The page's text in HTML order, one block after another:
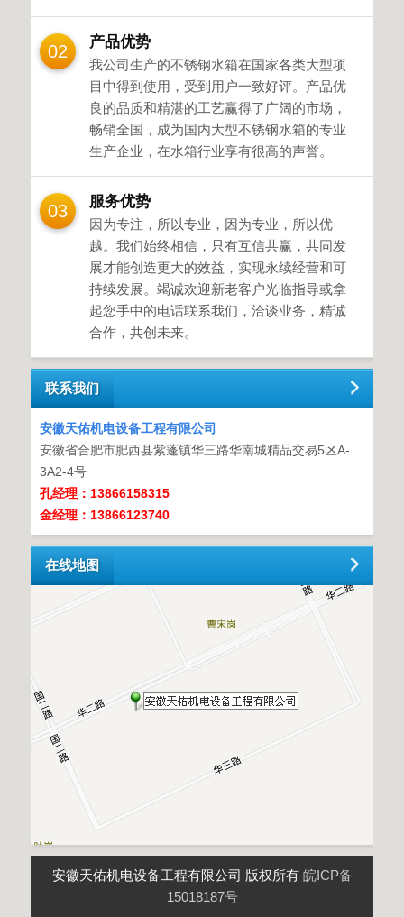
02 产品优势
我公司生产的不锈钢水箱在国家各类大型项
目中得到使用，受到用户一致好评。产品优
良的品质和精湛的工艺赢得了广阔的市场，
畅销全国，成为国内大型不锈钢水箱的专业
生产企业，在水箱行业享有很高的声誉。
03 服务优势
因为专注，所以专业，因为专业，所以优
越。我们始终相信，只有互信共赢，共同发
展才能创造更大的效益，实现永续经营和可
持续发展。竭诚欢迎新老客户光临指导或拿
起您手中的电话联系我们，洽谈业务，精诚
合作，共创未来。
联系我们
安徽天佑机电设备工程有限公司
安徽省合肥市肥西县紫蓬镇华三路华南城精品交易5区A-
3A2-4号
孔经理：13866158315
金经理：13866123740
在线地图
安徽天佑机电设备工程有限公司 版权所有 皖ICP备
15018187号